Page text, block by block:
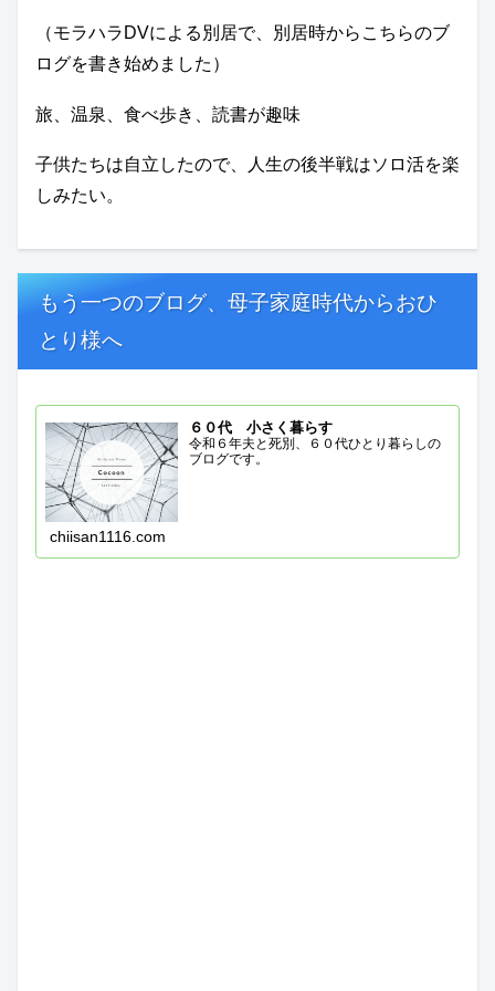
（モラハラDVによる別居で、別居時からこちらのブ
ログを書き始めました）
旅、温泉、食べ歩き、読書が趣味
子供たちは自立したので、人生の後半戦はソロ活を楽
しみたい。
もう一つのブログ、母子家庭時代からおひ
とり様へ
６０代 小さく暮らす
令和６年夫と死別、６０代ひとり暮らしの
ブログです。
chiisan1116.com